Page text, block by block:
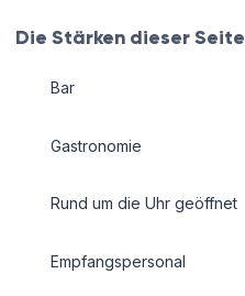
Die Stärken dieser Seite
Bar
Gastronomie
Rund um die Uhr geöffnet
Empfangspersonal